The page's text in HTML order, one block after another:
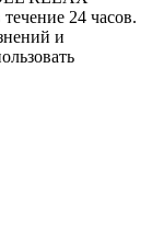
24 часов.
и